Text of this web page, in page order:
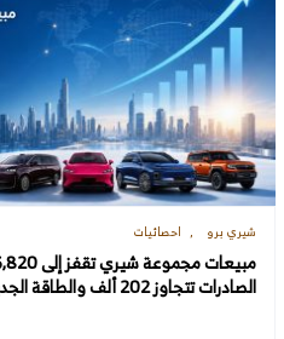
شيري برو احصائيات
الصادرات تتجاوز 202 ألف والطاقة الجديدة تنمو 97.5%